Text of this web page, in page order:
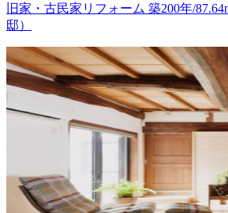
旧家・古民家リフォーム 築200年/
邸）